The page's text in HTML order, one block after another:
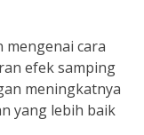
mengenai cara
efek samping
meningkatnya
yang lebih baik